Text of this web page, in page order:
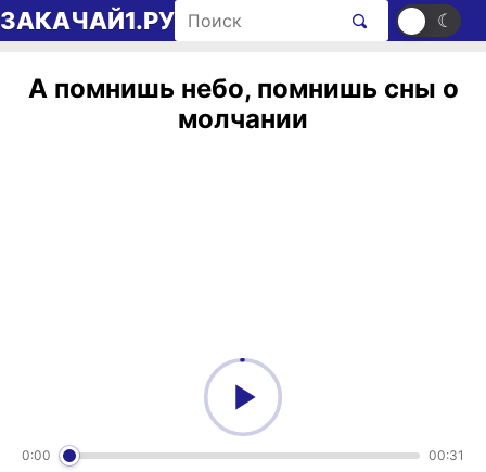
Перейти к содержимому
ЗАКАЧАЙ1.РУ Поиск рингтонов ☀ ☾
А помнишь небо, помнишь сны о
молчании
0:00 00:31